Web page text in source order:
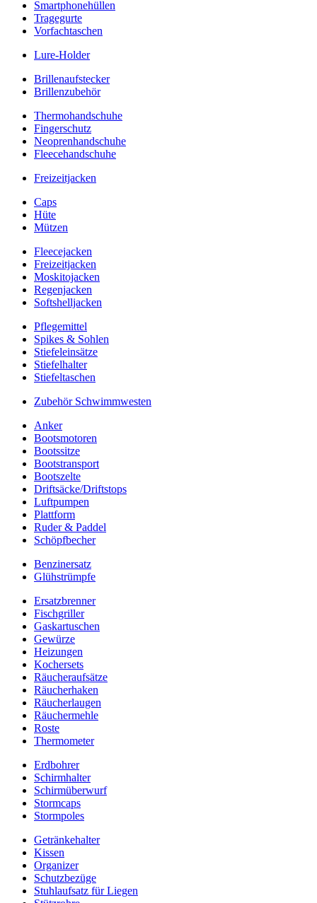
Smartphonehüllen
Tragegurte
Vorfachtaschen
Lure-Holder
Brillenaufstecker
Brillenzubehör
Thermohandschuhe
Fingerschutz
Neoprenhandschuhe
Fleecehandschuhe
Freizeitjacken
Caps
Hüte
Mützen
Fleecejacken
Freizeitjacken
Moskitojacken
Regenjacken
Softshelljacken
Pflegemittel
Spikes & Sohlen
Stiefeleinsätze
Stiefelhalter
Stiefeltaschen
Zubehör Schwimmwesten
Anker
Bootsmotoren
Bootssitze
Bootstransport
Bootszelte
Driftsäcke/Driftstops
Luftpumpen
Plattform
Ruder & Paddel
Schöpfbecher
Benzinersatz
Glühstrümpfe
Ersatzbrenner
Fischgriller
Gaskartuschen
Gewürze
Heizungen
Kochersets
Räucheraufsätze
Räucherhaken
Räucherlaugen
Räuchermehle
Roste
Thermometer
Erdbohrer
Schirmhalter
Schirmüberwurf
Stormcaps
Stormpoles
Getränkehalter
Kissen
Organizer
Schutzbezüge
Stuhlaufsatz für Liegen